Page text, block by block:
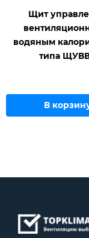
Щит
водяным
типа
В